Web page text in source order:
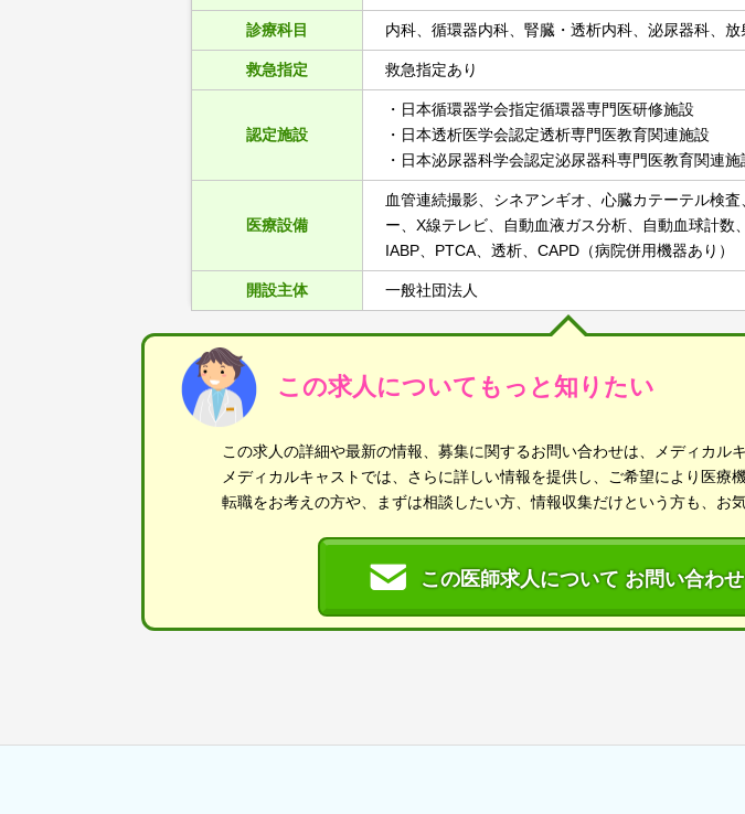
診療科目 内科、循環器内科、腎臓・透析内科、泌尿器科、放
救急指定 救急指定あり
認定施設
・日本循環器学会指定循環器専門医研修施設
・日本透析医学会認定透析専門医教育関連施設
・日本泌尿器科学会認定泌尿器科専門医教育関連施
医療設備
血管連続撮影、シネアンギオ、心臓カテーテル検
ー、X線テレビ、自動血液ガス分析、自動血球計数
IABP、PTCA、透析、CAPD（病院併用機器あり）
開設主体 一般社団法人
この求人についてもっと知りたい
この求人の詳細や最新の情報、募集に関するお問い合わせは、メディカル
メディカルキャストでは、さらに詳しい情報を提供し、ご希望により医療
転職をお考えの方や、まずは相談したい方、情報収集だけという方も、お
この医師求人について お問い合わせ